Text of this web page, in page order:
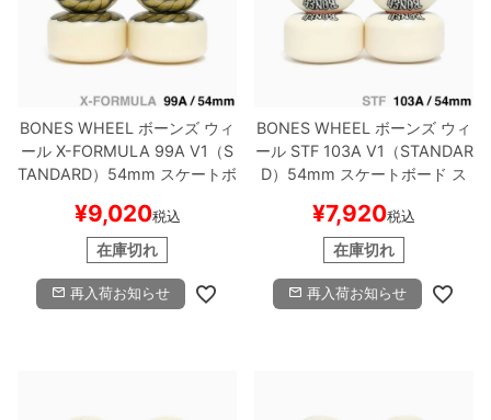
BONES WHEEL ボーンズ ウィ
ール X-FORMULA 99A V1（S
TANDARD） 54mm スケートボ
¥9,020税込
在庫切れ
再入荷お知らせ
BONES WHEEL ボーンズ ウィ
ールSTF 103A V1（STANDAR
D） 54mm スケートボード ス
¥7,920税込
在庫切れ
再入荷お知らせ